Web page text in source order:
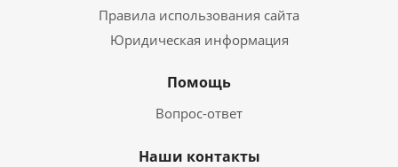
Правила использования сайта
Юридическая информация
Помощь
Вопрос-ответ
Наши контакты